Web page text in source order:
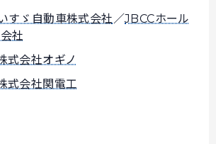
すゞ自動車株式会社 ／JBCCホール
社
式会社オギノ
式会社関電工